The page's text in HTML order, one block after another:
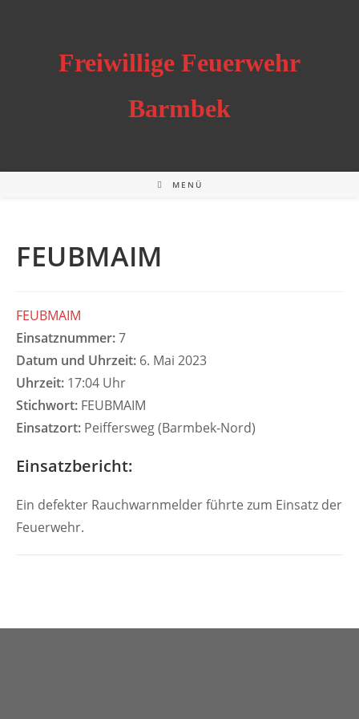
Freiwillige Feuerwehr
Barmbek
MENÜ
FEUBMAIM
FEUBMAIM
Einsatznummer:7
Datum und Uhrzeit: 6. Mai 2023
Uhrzeit: 17:04 Uhr
Stichwort: FEUBMAIM
Einsatzort: Peiffersweg (Barmbek-Nord)
Einsatzbericht:
Ein defekter Rauchwarnmelder führte zum Einsatz der
Feuerwehr.